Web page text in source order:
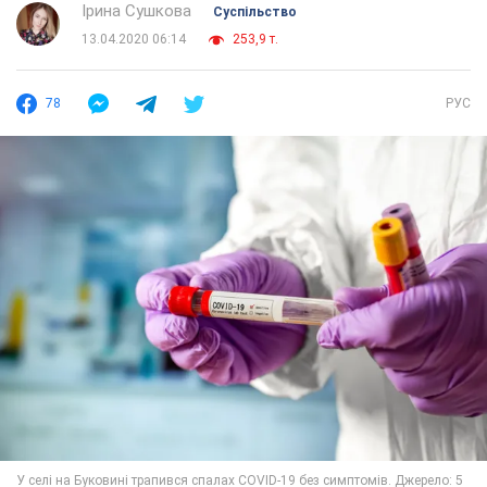
Ірина Сушкова
Суспільство
13.04.2020 06:14
253,9 т.
78 РУС